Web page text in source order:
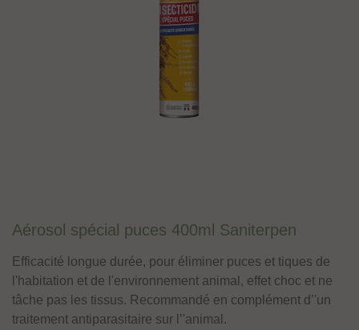
Aérosol spécial puces 400ml Saniterpen
Efficacité longue durée, pour éliminer puces et tiques de
l'habitation et de l'environnement animal, effet choc et ne
tâche pas les tissus. Recommandé en complément d’'un
traitement antiparasitaire sur l’'animal.